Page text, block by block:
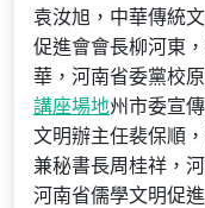
袁汝旭，中華傳統
促進會會長柳河東
華，河南省委黨校
講座場地州市委宣
文明辦主任裴保順
兼秘書長周桂祥，
河南省儒學文明促